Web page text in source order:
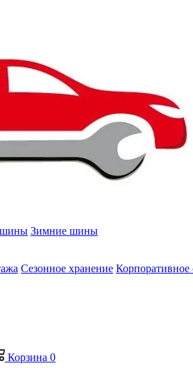
шины Зимние шины
Сезонное хранение
Корзина 0